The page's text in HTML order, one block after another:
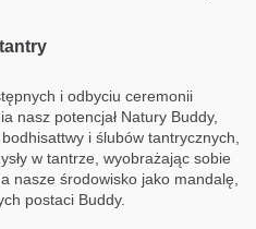
i odbyciu ceremonii
nasz potencjał Natury Buddy,
i ślubów tantrycznych,
w tantrze, wyobrażając sobie
nasze środowisko jako mandalę,
postaci Buddy.